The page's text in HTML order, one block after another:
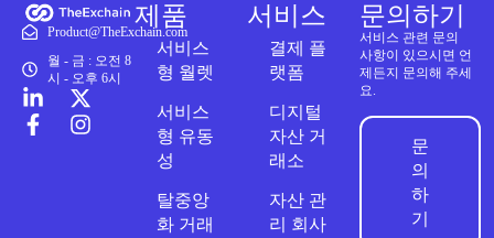
Product@TheExchain.com
월 - 금 : 오전 8
시 - 오후 6시
제품
서비스
형 월렛
서비스
형 유동
성
탈중앙
화 거래
서비스
결제 플
랫폼
디지털
자산 거
래소
자산 관
리 회사
문의하기
서비스 관련 문의
사항이 있으시면 언
제든지 문의해 주세
요.
문
의
하
기